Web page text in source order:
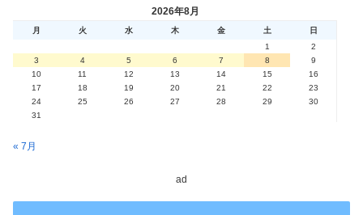
2026年8月
月 火 水 木 金 土
日
1
2
3
4 5 6 7 8
9
10
11 12 13 14 15
16
17
18 19 20 21 22
23
24
25 26 27 28 29
30
31
« 7月
ad